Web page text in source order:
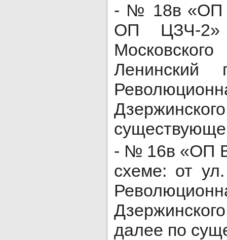
- № 18в «ОП
ОП ЦЗЧ-
Ленинский
- № 16в «ОП
схеме: от
далее по